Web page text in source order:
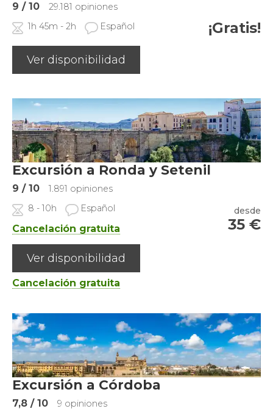
9 / 10
29.181 opiniones
1h 45m - 2h
Español ¡Gratis!
Ver disponibilidad
Excursión a Ronda y Setenil
9 / 10
1.891 opiniones
8 - 10h
Español
Cancelación gratuita
desde
35 €
Ver disponibilidad
Cancelación gratuita
Excursión a Córdoba
7,8 / 10 9 opiniones